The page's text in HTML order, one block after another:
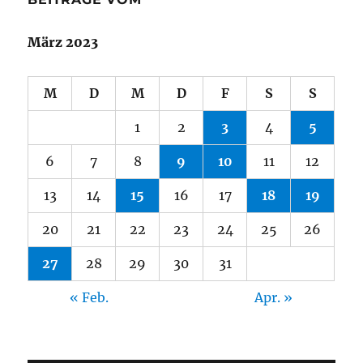
März 2023
M D M D F S S
1 2 3 4 5
6 7 8 9 10 11 12
13 14 15 16 17 18 19
20 21 22 23 24 25 26
27 28 29 30 31
« Feb. Apr. »